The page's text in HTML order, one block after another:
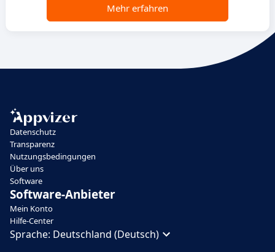
Mehr erfahren
Datenschutz
Transparenz
Nutzungsbedingungen
Über uns
Software
Software-Anbieter
Mein Konto
Hilfe-Center
Sprache: Deutschland (Deutsch)